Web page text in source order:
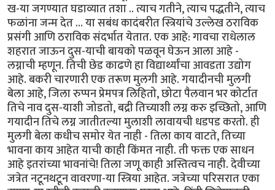
ख-या जगण्यात घडाव्यात तशा .. त्याच गतीने, त्याच पद्धतीने, त्याच
फळांना जन्म देत ... या सबंध कादंबरीत स्त्रियांचे उल्लेख ठराविक
प्रसंगी आणि ठराविक संदर्भात येतात. एक आहे: गावचा राधेलाल
शहरात जाऊन दुस-याची बायको पळवून घेऊन आला आहे -
लग्नाची म्हणून. तिची छेड काढणे हा विद्यार्थ्यांचा आवडता उद्योग
आहे. बकरी चारणारी एक तरूण मुलगी आहे. गयादीनची मुलगी
बेला आहे, जिला रुप्पन प्रेमपत्र लिहितो, छोटा पैलवान भर कोर्टात
तिचे नाव दुस-याशी जोडतो, बद्री तिच्याशी लग्न करु इच्छितो, आणि
गयादीन तिचे लग्न जातीतल्या मुलाशी लावायची धडपड करतो. ही
मुलगी बेला कधीच समोर येत नाही - तिला काय वाटते, तिच्या
भावना काय आहेत याची काही किंमत नाही. ती फक्त एक साधन
आहे इतरांच्या भावनांचे! तिला जणू काही अस्तित्वच नाही. देवीच्या
जत्रेत नटूनथटून वावरणा-या स्त्रिया आहेत. जत्रेच्या परिसरात एका